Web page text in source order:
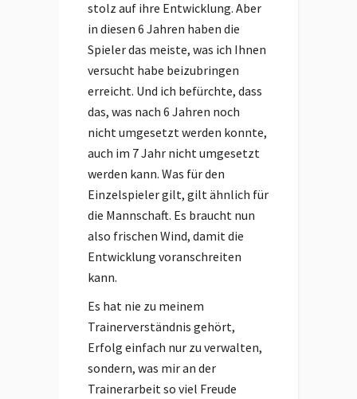
stolz auf ihre Entwicklung. Aber
in diesen 6 Jahren haben die
Spieler das meiste, was ich Ihnen
versucht habe beizubringen
erreicht. Und ich befürchte, dass
das, was nach 6 Jahren noch
nicht umgesetzt werden konnte,
auch im 7 Jahr nicht umgesetzt
werden kann. Was für den
Einzelspieler gilt, gilt ähnlich für
die Mannschaft. Es braucht nun
also frischen Wind, damit die
Entwicklung voranschreiten
kann.
Es hat nie zu meinem
Trainerverständnis gehört,
Erfolg einfach nur zu verwalten,
sondern, was mir an der
Trainerarbeit so viel Freude